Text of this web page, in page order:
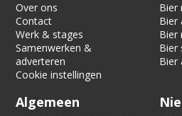
Over ons
Contact
Werk & stages
Samenwerken &
adverteren
Cookie instellingen
Bier
Bier
Bier
Bier
Bier
Algemeen